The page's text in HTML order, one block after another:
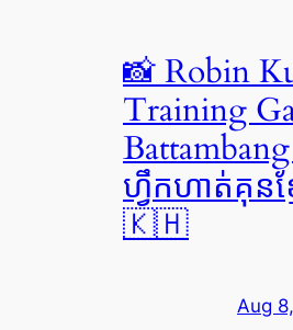
📸 Robin
Training
ហ្វឹកហាត់គុនខ្
🇰🇭
Aug